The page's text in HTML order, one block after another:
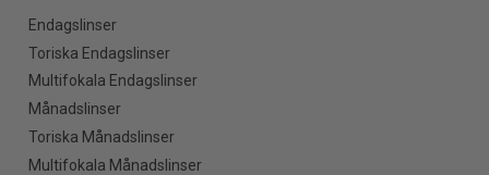
Endagslinser
Toriska Endagslinser
Multifokala Endagslinser
Månadslinser
Toriska Månadslinser
Multifokala Månadslinser